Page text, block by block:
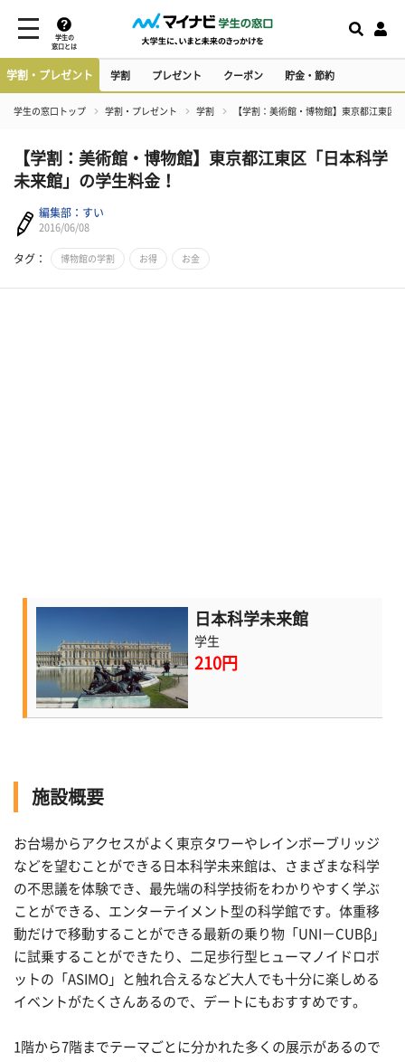
学生の
窓口とは
学割・プレゼント 学割 プレゼント クーポン 貯金・節約
学生の窓口トップ 学割・プレゼント 学割 【学割：美術館・博物館】東京都江東区
【学割：美術館・博物館】東京都江東区「日本科学
未来館」の学生料金！
編集部：すい
2016/06/08
タグ： 博物館の学割 お得 お金
日本科学未来館
学生
210円
施設概要
お台場からアクセスがよく東京タワーやレインボーブリッジ
などを望むことができる日本科学未来館は、さまざまな科学
の不思議を体験でき、最先端の科学技術をわかりやすく学ぶ
ことができる、エンターテイメント型の科学館です。体重移
動だけで移動することができる最新の乗り物「UNI－CUBβ」
に試乗することができたり、二足歩行型ヒューマノイドロボ
ットの「ASIMO」と触れ合えるなど大人でも十分に楽しめる
イベントがたくさんあるので、デートにもおすすめです。
1階から7階までテーマごとに分かれた多くの展示があるので